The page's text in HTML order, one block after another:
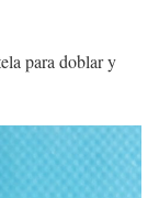
para doblar y